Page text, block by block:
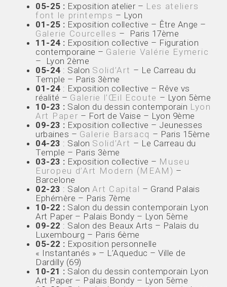
05-25 : Exposition atelier – Les ateliers
font le printemps – Lyon
01-25 : Exposition collective – Être Ange –
Galerie Courcelles – Paris 17ème
11-24 : Exposition collective – Figuration
contemporaine – Galerie Valérie Eymeric
– Lyon 2ème
05-24 : Salon Solid’Art – Le Carreau du
Temple – Paris 3ème
01-24 : Exposition collective – Rêve vs
réalité – Galerie l’Œil Ecoute – Lyon 5ème
10-23 : Salon du dessin contemporain Lyon
Art Paper – Fort de Vaise – Lyon 9ème
09-23 : Exposition collective – Jeunesses
urbaines – Galerie Barsacq – Paris 15ème
04-23 : Salon Solid’Art – Le Carreau du
Temple – Paris 3ème
03-23 : Exposition collective – Museu
Europeu d’Art Modern (MEAM) –
Barcelone
02-23 : Salon Art Capital – Grand Palais
Ephémère – Paris 7ème
10-22 : Salon du dessin contemporain Lyon
Art Paper – Palais Bondy – Lyon 5ème
09-22 : Salon des Beaux Arts – Palais du
Luxembourg – Paris 6ème
05-22 : Exposition personnelle
« Instantanés » – L’Aqueduc – Ville de
Dardilly (69)
10-21 : Salon du dessin contemporain Lyon
Art Paper – Palais Bondy – Lyon 5ème